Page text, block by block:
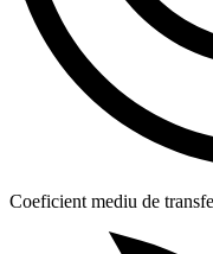
Coeficient mediu de